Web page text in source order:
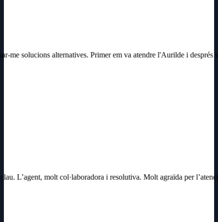
me solucions alternatives. Primer em va atendre l'Aurilde i
L’agent, molt col·laboradora i resolutiva. Molt agraïda per